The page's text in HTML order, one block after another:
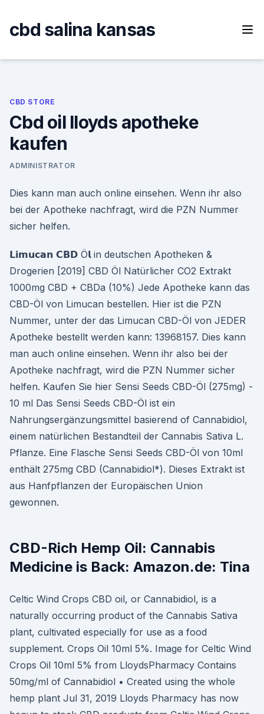
content
cbd salina kansas
CBD STORE
Cbd oil lloyds apotheke
kaufen
ADMINISTRATOR
Dies kann man auch online einsehen. Wenn ihr also
bei der Apotheke nachfragt, wird die PZN Nummer
sicher helfen.
𝗟𝗶𝗺𝘂𝗰𝗮𝗻 𝗖𝗕𝗗 Ö𝗹 in deutschen Apotheken &
Drogerien [2019] CBD Öl Natürlicher CO2 Extrakt
1000mg CBD + CBDa (10%) Jede Apotheke kann das
CBD-Öl von Limucan bestellen. Hier ist die PZN
Nummer, unter der das Limucan CBD-Öl von JEDER
Apotheke bestellt werden kann: 13968157. Dies kann
man auch online einsehen. Wenn ihr also bei der
Apotheke nachfragt, wird die PZN Nummer sicher
helfen. Kaufen Sie hier Sensi Seeds CBD-Öl (275mg) -
10 ml Das Sensi Seeds CBD-Öl ist ein
Nahrungsergänzungsmittel basierend of Cannabidiol,
einem natürlichen Bestandteil der Cannabis Sativa L.
Pflanze. Eine Flasche Sensi Seeds CBD-Öl von 10ml
enthält 275mg CBD (Cannabidiol*). Dieses Extrakt ist
aus Hanfpflanzen der Europäischen Union
gewonnen.
CBD-Rich Hemp Oil: Cannabis
Medicine is Back: Amazon.de: Tina
Celtic Wind Crops CBD oil, or Cannabidiol, is a
naturally occurring product of the Cannabis Sativa
plant, cultivated especially for use as a food
supplement. Crops Oil 10ml 5%. Image for Celtic Wind
Crops Oil 10ml 5% from LloydsPharmacy Contains
50mg/ml of Cannabidiol • Created using the whole
hemp plant Jul 31, 2019 Lloyds Pharmacy has now